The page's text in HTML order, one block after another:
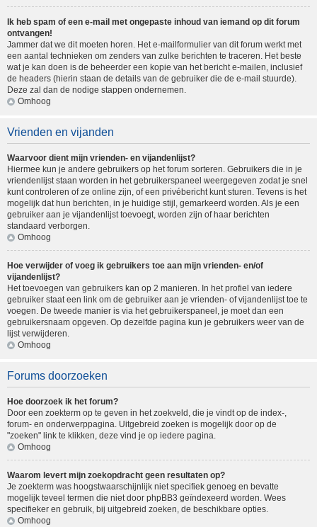
Ik heb spam of een e-mail met ongepaste inhoud van iemand op dit forum
ontvangen!
Jammer dat we dit moeten horen. Het e-mailformulier van dit forum werkt met
een aantal technieken om zenders van zulke berichten te traceren. Het beste
wat je kan doen is de beheerder een kopie van het bericht e-mailen, inclusief
de headers (hierin staan de details van de gebruiker die de e-mail stuurde).
Deze zal dan de nodige stappen ondernemen.
Omhoog
Vrienden en vijanden
Waarvoor dient mijn vrienden- en vijandenlijst?
Hiermee kun je andere gebruikers op het forum sorteren. Gebruikers die in je
vriendenlijst staan worden in het gebruikerspaneel weergegeven zodat je snel
kunt controleren of ze online zijn, of een privébericht kunt sturen. Tevens is het
mogelijk dat hun berichten, in je huidige stijl, gemarkeerd worden. Als je een
gebruiker aan je vijandenlijst toevoegt, worden zijn of haar berichten
standaard verborgen.
Omhoog
Hoe verwijder of voeg ik gebruikers toe aan mijn vrienden- en/of
vijandenlijst?
Het toevoegen van gebruikers kan op 2 manieren. In het profiel van iedere
gebruiker staat een link om de gebruiker aan je vrienden- of vijandenlijst toe te
voegen. De tweede manier is via het gebruikerspaneel, je moet dan een
gebruikersnaam opgeven. Op dezelfde pagina kun je gebruikers weer van de
lijst verwijderen.
Omhoog
Forums doorzoeken
Hoe doorzoek ik het forum?
Door een zoekterm op te geven in het zoekveld, die je vindt op de index-,
forum- en onderwerppagina. Uitgebreid zoeken is mogelijk door op de
"zoeken" link te klikken, deze vind je op iedere pagina.
Omhoog
Waarom levert mijn zoekopdracht geen resultaten op?
Je zoekterm was hoogstwaarschijnlijk niet specifiek genoeg en bevatte
mogelijk teveel termen die niet door phpBB3 geïndexeerd worden. Wees
specifieker en gebruik, bij uitgebreid zoeken, de beschikbare opties.
Omhoog